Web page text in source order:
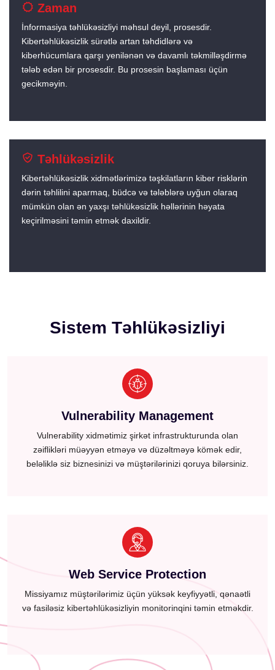
Zaman
İnformasiya təhlükəsizliyi məhsul deyil, prosesdir.
Kibertəhlükəsizlik sürətlə artan təhdidlərə və
kiberhücumlara qarşı yenilənən və davamlı təkmilləşdirmə
tələb edən bir prosesdir. Bu prosesin başlaması üçün
gecikməyin.
Təhlükəsizlik
Kibertəhlükəsizlik xidmətlərimizə təşkilatların kiber risklərin
dərin təhlilini aparmaq, büdcə və tələblərə uyğun olaraq
mümkün olan ən yaxşı təhlükəsizlik həllərinin həyata
keçirilməsini təmin etmək daxildir.
Sistem Təhlükəsizliyi
Vulnerability Management
Vulnerability xidmətimiz şirkət infrastrukturunda olan
zəiflikləri müəyyən etməyə və düzəltməyə kömək edir,
beləliklə siz biznesinizi və müştərilərinizi qoruya bilərsiniz.
Web Service Protection
Missiyamız müştərilərimiz üçün yüksək keyfiyyətli, qənaətli
və fasiləsiz kibertəhlükəsizliyin monitorinqini təmin etməkdir.